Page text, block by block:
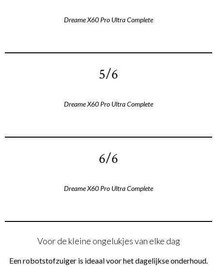
Dreame X60 Pro Ultra Complete
5/6
Dreame X60 Pro Ultra Complete
6/6
Dreame X60 Pro Ultra Complete
Voor de kleine ongelukjes van elke dag
Een robotstofzuiger is ideaal voor het dagelijkse onderhoud.